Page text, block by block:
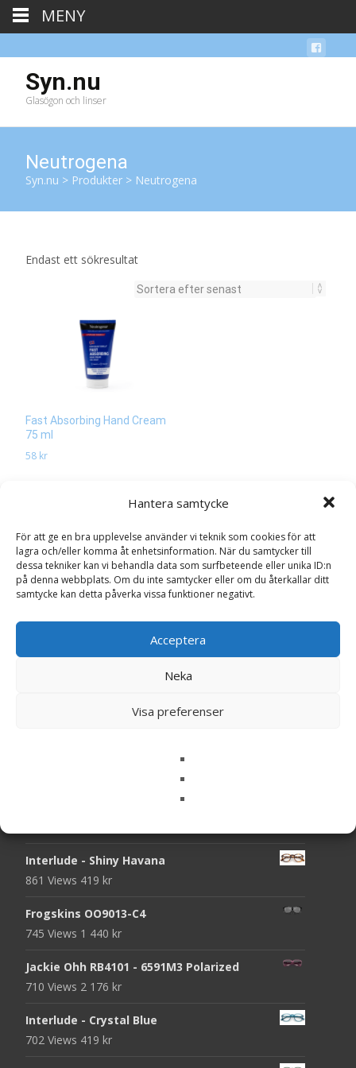
Hantera samtycke
För att ge en bra upplevelse använder vi teknik som cookies för att
lagra och/eller komma åt enhetsinformation. När du samtycker till
dessa tekniker kan vi behandla data som surfbeteende eller unika ID:n
på denna webbplats. Om du inte samtycker eller om du återkallar ditt
samtycke kan detta påverka vissa funktioner negativt.
Acceptera
Neka
Visa preferenser
Syn.nu
Glasögon och linser
Neutrogena
Syn.nu > Produkter > Neutrogena
Endast ett sökresultat
Fast Absorbing Hand Cream
75 ml
58 kr
Glasögon & linser
Interlude - Shiny Havana
861 Views 419 kr
Frogskins OO9013-C4
745 Views 1 440 kr
Jackie Ohh RB4101 - 6591M3 Polarized
710 Views 2 176 kr
Interlude - Crystal Blue
702 Views 419 kr
MENY